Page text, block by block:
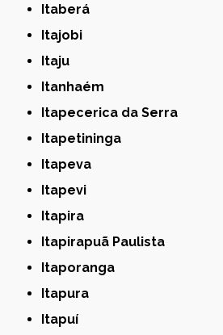
Itaberá
Itajobi
Itaju
Itanhaém
Itapecerica da Serra
Itapetininga
Itapeva
Itapevi
Itapira
Itapirapuã Paulista
Itaporanga
Itapura
Itapuí